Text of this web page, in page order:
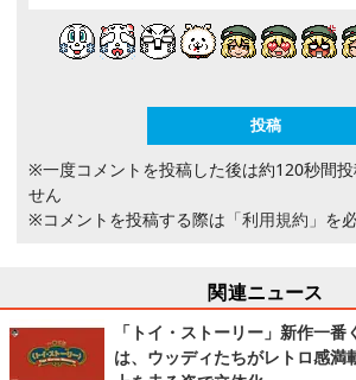
※一度コメントを投稿した後は約120秒間
せん
※コメントを投稿する際は 「利用規約」 を
関連ニュース
「トイ・ストーリー」新作一
は、ウッディたちがレトロ感満